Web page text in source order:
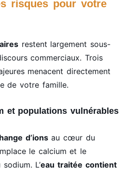
risques pour votre
restent largement sous-
commerciaux. Trois
menacent directement
de votre famille.
et populations vulnérables
d’ionsau cœur du
le calcium et le
L’eau traitée contient